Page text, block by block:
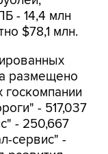
- 14,4 млн
$78,1 млн.
размещено
госкомпании
- 517,037
- 250,667
сервис" -